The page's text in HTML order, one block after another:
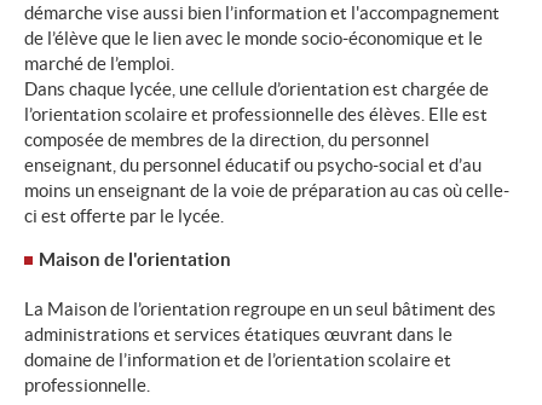
démarche vise aussi bien l’information et l'accompagnement
de l’élève que le lien avec le monde socio-économique et le
marché de l’emploi.
Dans chaque lycée, une cellule d’orientation est chargée de
l’orientation scolaire et professionnelle des élèves. Elle est
composée de membres de la direction, du personnel
enseignant, du personnel éducatif ou psycho-social et d’au
moins un enseignant de la voie de préparation au cas où celle-
ci est offerte par le lycée.
Maison de l'orientation
La Maison de l’orientation regroupe en un seul bâtiment des
administrations et services étatiques œuvrant dans le
domaine de l’information et de l’orientation scolaire et
professionnelle.